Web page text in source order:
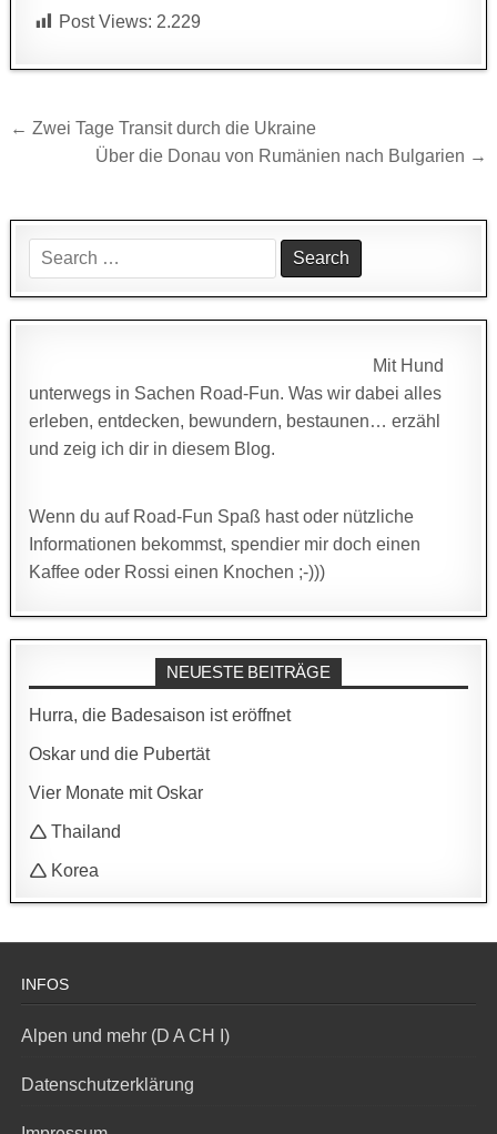
Post Views: 2.229
Beitragsnavigation
← Zwei Tage Transit durch die Ukraine
Über die Donau von Rumänien nach Bulgarien →
Search
for:
Mit Hund
unterwegs in Sachen Road-Fun. Was wir dabei alles
erleben, entdecken, bewundern, bestaunen… erzähl
und zeig ich dir in diesem Blog.
Wenn du auf Road-Fun Spaß hast oder nützliche
Informationen bekommst, spendier mir doch einen
Kaffee oder Rossi einen Knochen ;-)))
NEUESTE BEITRÄGE
Hurra, die Badesaison ist eröffnet
Oskar und die Pubertät
Vier Monate mit Oskar
🛆 Thailand
🛆 Korea
INFOS
Alpen und mehr (D A CH I)
Datenschutzerklärung